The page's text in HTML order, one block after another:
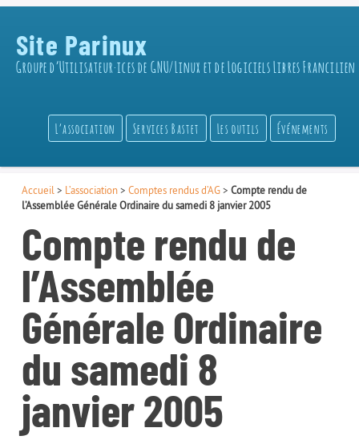
Site Parinux
Groupe d’Utilisateur·ices de GNU/Linux et de Logiciels Libres Francilien
L’association Services Bastet Les outils Événements
Accueil > L’association> Comptes rendus d’AG> Compte rendu de
l’Assemblée Générale Ordinaire du samedi 8 janvier 2005
Compte rendu de
l’Assemblée
Générale Ordinaire
du samedi 8
janvier 2005